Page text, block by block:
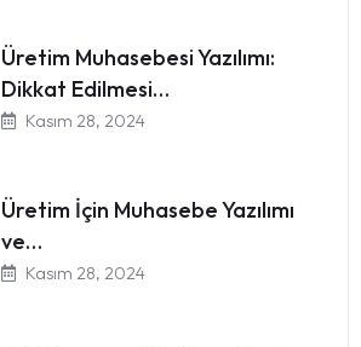
Üretim Muhasebesi Yazılımı:
Dikkat Edilmesi…
Kasım 28, 2024
Üretim İçin Muhasebe Yazılımı
ve…
Kasım 28, 2024